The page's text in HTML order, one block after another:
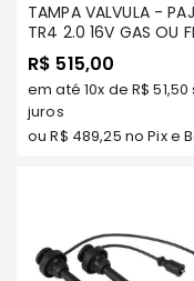
TAMPA VALVULA -
TR4 2.0 16V GAS OU
2001 A 2015 TDS
- MILTPARTS -
MT
R$ 515,00
em até 10x de R$ 51,50
juros
ouR$ 489,25 no Pix e